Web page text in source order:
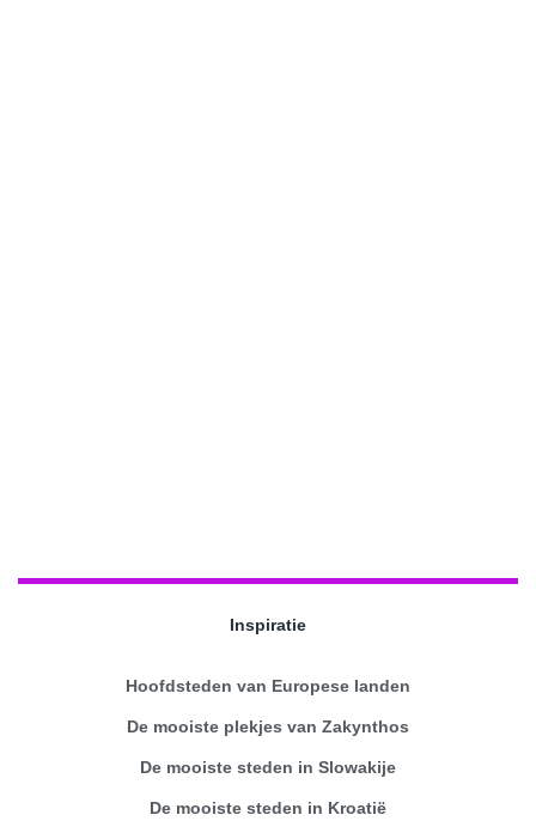
Inspiratie
Hoofdsteden van Europese landen
De mooiste plekjes van Zakynthos
De mooiste steden in Slowakije
De mooiste steden in Kroatië